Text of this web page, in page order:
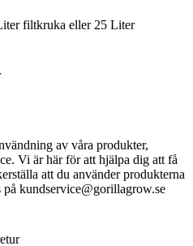
filtkruka eller 25 Liter
av våra produkter,
Vi är här för att hjälpa dig att få
att du använder produkterna
på kundservice@gorillagrow.se